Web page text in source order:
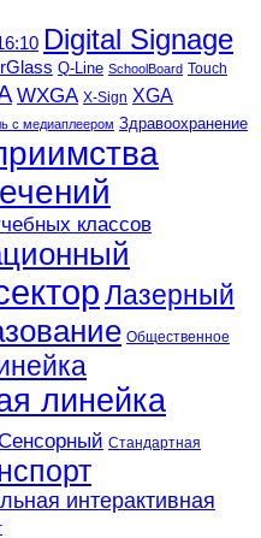
экраны
демонстрируют
будущее
профессионального
AV
E-
13″
к
Digital Signage
Q-Line SchoolBoard Touch
WXGA X-Sign XGA
с медиаплеером Здравоохранение
классов
Лазерный
Общественное
линейка
Стандартная
интерактивная